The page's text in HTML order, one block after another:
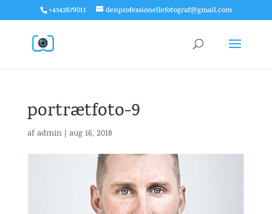
+4542679011 denprofessionellefotograf@gmail.com
portrætfoto-9
afadmin| aug 16, 2018